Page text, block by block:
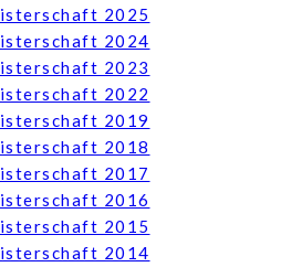
2025
2024
2023
2022
2019
2018
2017
2016
2015
2014